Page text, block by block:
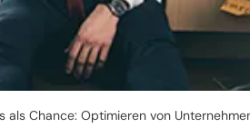
als Chance: Optimieren von